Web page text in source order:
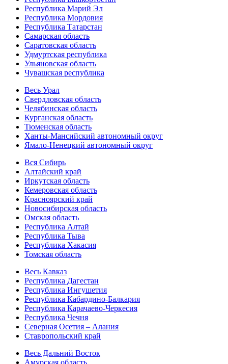
Республика Марий Эл
Республика Мордовия
Республика Татарстан
Самарская область
Саратовская область
Удмуртская республика
Ульяновская область
Чувашская республика
Весь Урал
Свердловская область
Челябинская область
Курганская область
Тюменская область
Ханты-Мансийский автономный округ
Ямало-Ненецкий автономный округ
Вся Сибирь
Алтайский край
Иркутская область
Кемеровская область
Красноярский край
Новосибирская область
Омская область
Республика Алтай
Республика Тыва
Республика Хакасия
Томская область
Весь Кавказ
Республика Дагестан
Республика Ингушетия
Республика Кабардино-Балкария
Республика Карачаево-Черкесия
Республика Чечня
Северная Осетия – Алания
Ставропольский край
Весь Дальний Восток
Амурская область